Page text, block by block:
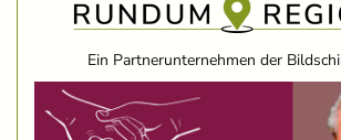
Ein Partnerunternehmen der